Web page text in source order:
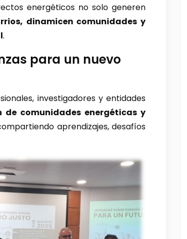
energéticos no solo generen
dinamicen comunidades y
.
para un nuevo
investigadores y entidades
de comunidades energéticas y
aprendizajes, desafíos